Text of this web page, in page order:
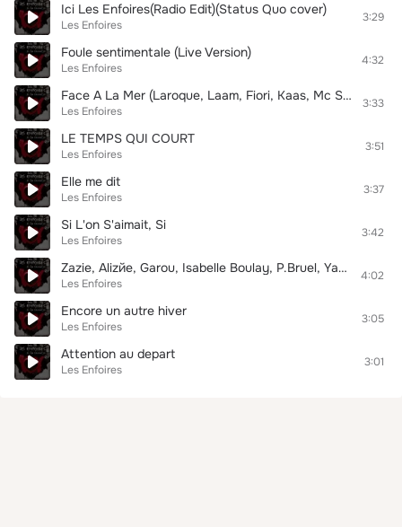
Ici Les Enfoires(Radio Edit)(Status Quo cover)
Les Enfoires
3:29
Foule sentimentale (Live Version)
Les Enfoires
4:32
Face А La Mer (Laroque, Laam, Fiori, Kaas, Mc Solaar)
Les Enfoires
3:33
LE TEMPS QUI COURT
Les Enfoires
3:51
Elle me dit
Les Enfoires
3:37
Si L'on S'aimait, Si
Les Enfoires
3:42
Zazie, Alizйe, Garou, Isabelle Boulay, P.Bruel, Yannick Noah, Patricia Kaas, Hйlиne Sйgara
Les Enfoires
4:02
Encore un autre hiver
Les Enfoires
3:05
Attention au depart
Les Enfoires
3:01